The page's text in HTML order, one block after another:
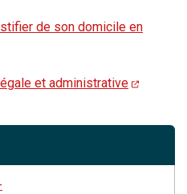
de son domicile en
et administrative